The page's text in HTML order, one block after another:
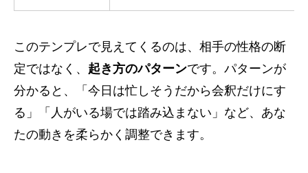
このテンプレで見えてくるのは、相手の性格の断
定ではなく、 起き方のパターンです。パターンが
分かると、「今日は忙しそうだから会釈だけにす
る」「人がいる場では踏み込まない」など、あな
たの動きを柔らかく調整できます。